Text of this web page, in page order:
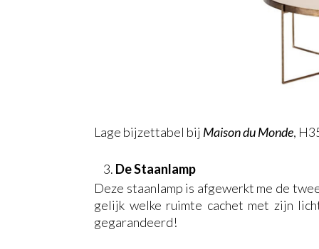
Lage bijzettabel bij Maison du Monde,
De Staanlamp
Deze staanlamp is afgewerkt me de
gelijk welke ruimte cachet met zijn
gegarandeerd!